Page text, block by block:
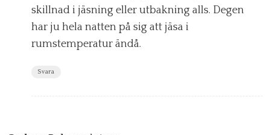
skillnad i jäsning eller utbakning alls. Degen
har ju hela natten på sig att jäsa i
rumstemperatur ändå.
Svara